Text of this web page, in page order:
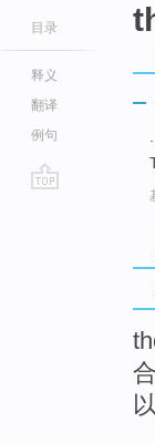
目录
释义
翻译
例句